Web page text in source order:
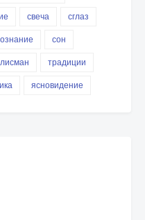
свеча
сглаз
сон
традиции
ясновидение